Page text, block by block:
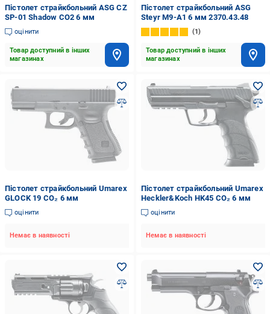
Пістолет страйкбольний ASG CZ
SP-01 Shadow CO2 6 мм
оцінити
Товар доступний в інших
магазинах
Пістолет страйкбольний ASG
Steyr M9-A1 6 мм 2370.43.48
1
Товар доступний в інших
магазинах
Пістолет страйкбольний Umarex
GLOCK 19 CO₂ 6 мм
оцінити
Немає в наявності
Пістолет страйкбольний Umarex
Heckler&Koch HK45 CO₂ 6 мм
оцінити
Немає в наявності